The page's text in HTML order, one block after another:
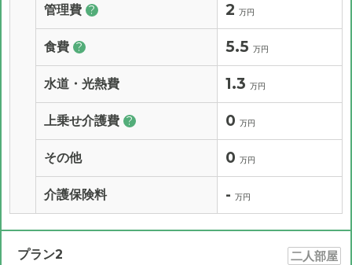
管理費 ? 2 万円
食費 ? 5.5 万円
水道・光熱費 1.3 万円
上乗せ介護費 ? 0 万円
その他 0 万円
介護保険料 - 万円
プラン2 二人部屋